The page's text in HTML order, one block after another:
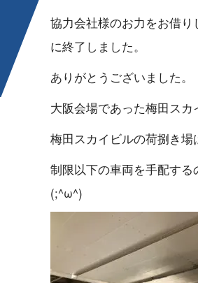
協力会社様のお力をお借
に終了し ま し た 。
ありがとうござい ま し た 。
大阪会場であった梅田スカ
梅田スカイビルの荷捌き場
制限以下の車両を手配する
(; ^ ω ^ )